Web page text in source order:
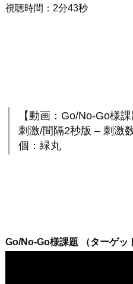
視聴時間：2分43秒
【動画：Go/No-Go様課
刺激/間隔2秒版 – 刺激
個：緑丸
Go/No-Go様課題 （ターゲッ